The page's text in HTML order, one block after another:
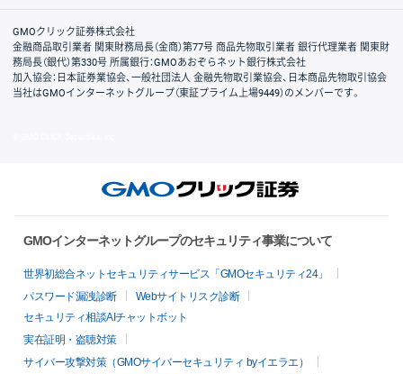
取引規程・約款
サイトマップ
その他のご案内
個人情報保護方針
最良執行方針
サイトのご利用について
ディスクレイマー
信託保全
リスク説明
会社案内
GMOクリック証券株式会社
金融商品取引業者 関東財務局長（金商）第77号 商品先物取引業者 銀行代理業者 関東財
務局長（銀代）第330号 所属銀行：GMOあおぞらネット銀行株式会社
加入協会：日本証券業協会、一般社団法人 金融先物取引業協会、日本商品先物取引協会
当社はGMOインターネットグループ（東証プライム上場9449）のメンバーです。
GMOインターネットグループのセキュリティ事業について
世界初総合ネットセキュリティサービス「GMOセキュリティ24」
パスワード漏洩診断
Webサイトリスク診断
セキュリティ相談AIチャットボット
実在証明・盗聴対策
サイバー攻撃対策（GMOサイバーセキュリティ byイエラエ）